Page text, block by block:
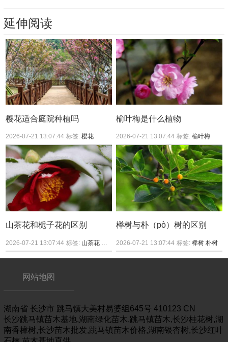
延伸阅读
樱花适合庭院种植吗
2026-07-21 13:07:44 标签:樱花
榆叶梅是什么植物
2026-07-21 13:07:44 标签:榆叶梅
山茶花和栀子花的区别
2026-07-21 13:07:44 标签: 山茶花 栀子花
榉树与朴（pò）树的区别
2026-07-21 13:07:44 标签:榉树 朴树
网站地图
湖南省 长沙市 跳马镇大美村易婆组645号 410123 CN
长沙跳马镇苗木基地,湖南绿化苗木,跳马镇苗木,长沙桂花树,湖
南香樟树,长沙苗木批发,跳马镇苗木价格,湖南银杏树,长沙红叶